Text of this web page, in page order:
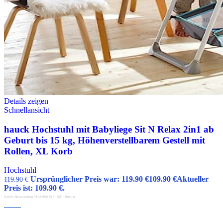
Details zeigen
Schnellansicht
hauck Hochstuhl mit Babyliege Sit N Relax 2in1 ab
Geburt bis 15 kg, Höhenverstellbarem Gestell mit
Rollen, XL Korb
Hochstuhl
119.90€ Ursprünglicher Preis war: 119.90 €109.90 €Aktueller
Preis ist: 109.90 €.
(Letzte Aktualisierung 04/23/2026 13:51 PST - Details)